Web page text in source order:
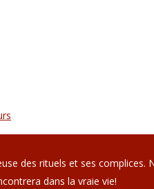
des rituels et ses complices.
dans la vraie vie!